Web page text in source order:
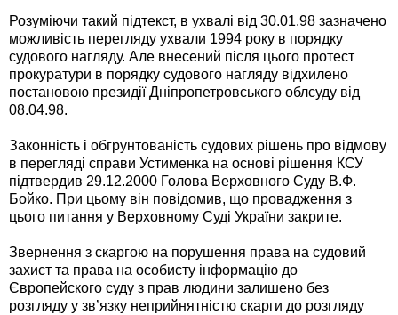
Розуміючи такий підтекст, в ухвалі від 30.01.98 зазначено
можливість перегляду ухвали 1994 року в порядку
судового нагляду. Але внесений після цього протест
прокуратури в порядку судового нагляду відхилено
постановою президії Дніпропетровського облсуду від
08.04.98.
Законність і обгрунтованість судових рішень про відмову
в перегляді справи Устименка на основі рішення КСУ
підтвердив 29.12.2000 Голова Верховного Суду В.Ф.
Бойко. При цьому він повідомив, що провадження з
цього питання у Верховному Суді України закрите.
Звернення з скаргою на порушення права на судовий
захист та права на особисту інформацію до
Європейского суду з прав людини залишено без
розгляду у зв’язку неприйнятністю скарги до розгляду